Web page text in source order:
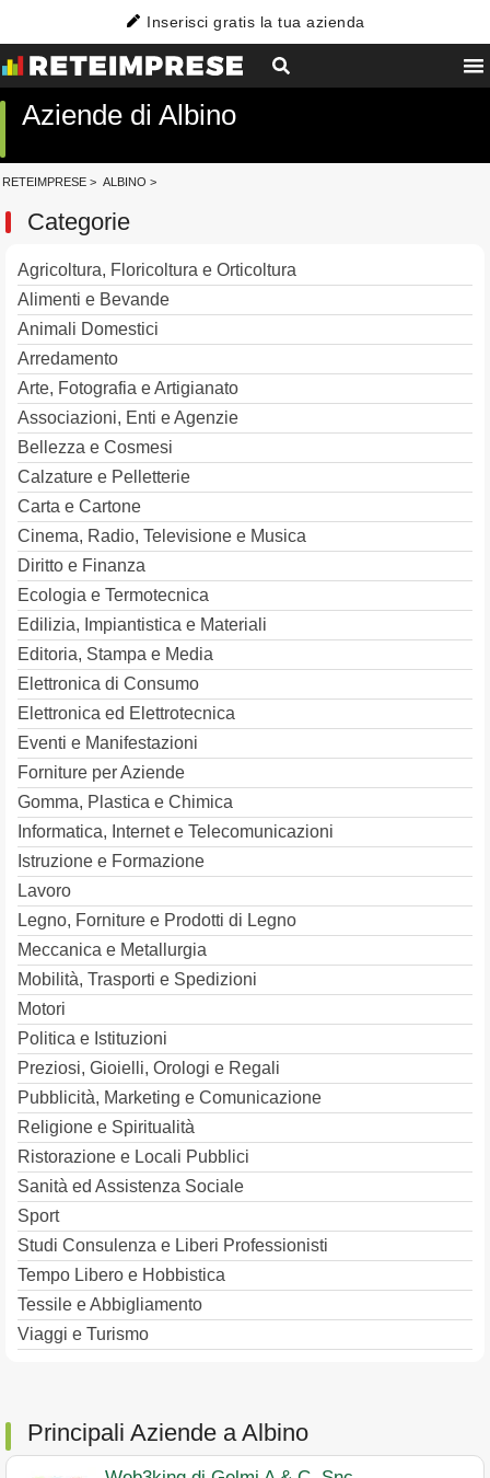
Inserisci gratis la tua azienda
Aziende di Albino
RETEIMPRESE > ALBINO >
Categorie
Agricoltura, Floricoltura e Orticoltura
Alimenti e Bevande
Animali Domestici
Arredamento
Arte, Fotografia e Artigianato
Associazioni, Enti e Agenzie
Bellezza e Cosmesi
Calzature e Pelletterie
Carta e Cartone
Cinema, Radio, Televisione e Musica
Diritto e Finanza
Ecologia e Termotecnica
Edilizia, Impiantistica e Materiali
Editoria, Stampa e Media
Elettronica di Consumo
Elettronica ed Elettrotecnica
Eventi e Manifestazioni
Forniture per Aziende
Gomma, Plastica e Chimica
Informatica, Internet e Telecomunicazioni
Istruzione e Formazione
Lavoro
Legno, Forniture e Prodotti di Legno
Meccanica e Metallurgia
Mobilità, Trasporti e Spedizioni
Motori
Politica e Istituzioni
Preziosi, Gioielli, Orologi e Regali
Pubblicità, Marketing e Comunicazione
Religione e Spiritualità
Ristorazione e Locali Pubblici
Sanità ed Assistenza Sociale
Sport
Studi Consulenza e Liberi Professionisti
Tempo Libero e Hobbistica
Tessile e Abbigliamento
Viaggi e Turismo
Principali Aziende a Albino